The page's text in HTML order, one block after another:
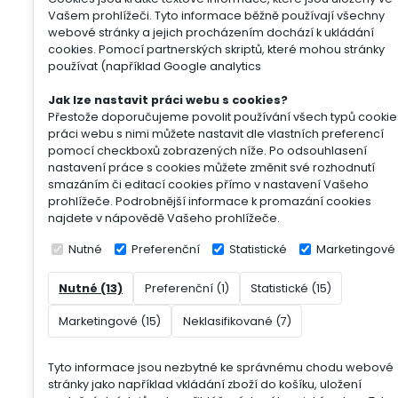
Vašem prohlížeči. Tyto informace běžně používají všechny
webové stránky a jejich procházením dochází k ukládání
cookies. Pomocí partnerských skriptů, které mohou stránky
používat (například Google analytics
Jak lze nastavit práci webu s cookies?
Přestože doporučujeme povolit používání všech typů
práci webu s nimi můžete nastavit dle vlastních preferencí
pomocí checkboxů zobrazených níže. Po odsouhlasení
nastavení práce s cookies můžete změnit své rozhodnutí
smazáním či editací cookies přímo v nastavení Vašeho
prohlížeče. Podrobnější informace k promazání cookies
najdete v nápovědě Vašeho prohlížeče.
Nutné Preferenční Statistické Marketingové
Nutné (13) Preferenční (1) Statistické (15)
Marketingové (15) Neklasifikované (7)
Tyto informace jsou nezbytné ke správnému chodu webové
stránky jako například vkládání zboží do košíku, uložení